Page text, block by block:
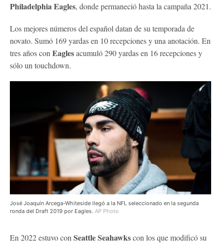
Philadelphia Eagles, donde permaneció hasta la campaña 2021.
Los mejores números del español datan de su temporada de
novato. Sumó 169 yardas en 10 recepciones y una anotación. En
tres años con Eaglesacumuló 290 yardas en 16 recepciones y
sólo un touchdown.
José Joaquín Arcega-Whiteside llegó a la NFL seleccionado en la segunda
ronda del Draft 2019 por Eagles. AP Photo
En 2022 estuvo con Seattle Seahawkscon los que modificó su